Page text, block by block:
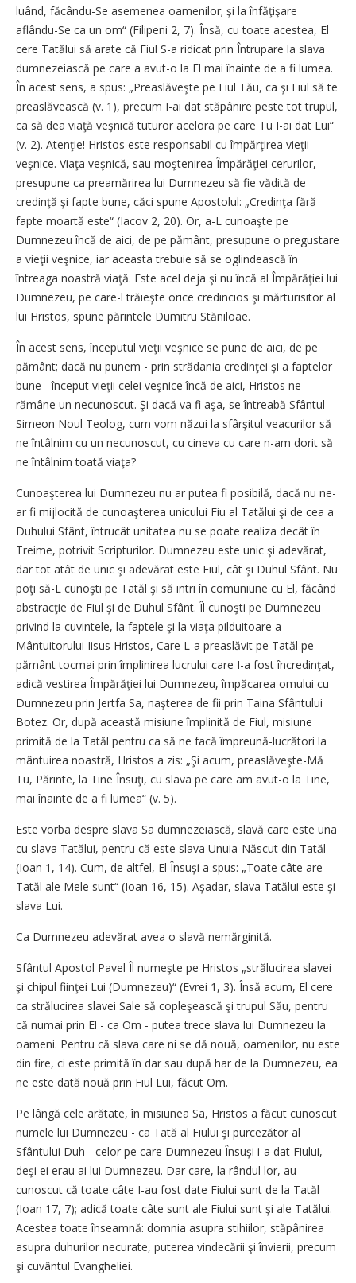
luând, făcându-Se asemenea oamenilor; şi la înfăţişare
aflându-Se ca un om“ (Filipeni 2, 7). Însă, cu toate acestea, El
cere Tatălui să arate că Fiul S-a ridicat prin Întrupare la slava
dumnezeiască pe care a avut-o la El mai înainte de a fi lumea.
În acest sens, a spus: „Preaslăveşte pe Fiul Tău, ca şi Fiul să te
preaslăvească (v. 1), precum I-ai dat stăpânire peste tot trupul,
ca să dea viaţă veşnică tuturor acelora pe care Tu I-ai dat Lui“
(v. 2). Atenţie! Hristos este responsabil cu împărţirea vieţii
veşnice. Viaţa veşnică, sau moştenirea Împărăţiei cerurilor,
presupune ca preamărirea lui Dumnezeu să fie vădită de
credinţă şi fapte bune, căci spune Apostolul: „Credinţa fără
fapte moartă este“ (Iacov 2, 20). Or, a-L cunoaşte pe
Dumnezeu încă de aici, de pe pământ, presupune o pregustare
a vieţii veşnice, iar aceasta trebuie să se oglindească în
întreaga noastră viaţă. Este acel deja şi nu încă al Împărăţiei lui
Dumnezeu, pe care-l trăieşte orice credincios şi mărturisitor al
lui Hristos, spune părintele Dumitru Stăniloae.
În acest sens, începutul vieţii veşnice se pune de aici, de pe
pământ; dacă nu punem - prin strădania credinţei şi a faptelor
bune - început vieţii celei veşnice încă de aici, Hristos ne
rămâne un necunoscut. Şi dacă va fi aşa, se întreabă Sfântul
Simeon Noul Teolog, cum vom năzui la sfârşitul veacurilor să
ne întâlnim cu un necunoscut, cu cineva cu care n-am dorit să
ne întâlnim toată viaţa?
Cunoaşterea lui Dumnezeu nu ar putea fi posibilă, dacă nu ne-
ar fi mijlocită de cunoaşterea unicului Fiu al Tatălui şi de cea a
Duhului Sfânt, întrucât unitatea nu se poate realiza decât în
Treime, potrivit Scripturilor. Dumnezeu este unic şi adevărat,
dar tot atât de unic şi adevărat este Fiul, cât şi Duhul Sfânt. Nu
poţi să-L cunoşti pe Tatăl şi să intri în comuniune cu El, făcând
abstracţie de Fiul şi de Duhul Sfânt. Îl cunoşti pe Dumnezeu
privind la cuvintele, la faptele şi la viaţa pilduitoare a
Mântuitorului Iisus Hristos, Care L-a preaslăvit pe Tatăl pe
pământ tocmai prin împlinirea lucrului care I-a fost încredinţat,
adică vestirea Împărăţiei lui Dumnezeu, împăcarea omului cu
Dumnezeu prin Jertfa Sa, naşterea de fii prin Taina Sfântului
Botez. Or, după această misiune împlinită de Fiul, misiune
primită de la Tatăl pentru ca să ne facă împreună-lucrători la
mântuirea noastră, Hristos a zis: „Şi acum, preaslăveşte-Mă
Tu, Părinte, la Tine Însuţi, cu slava pe care am avut-o la Tine,
mai înainte de a fi lumea“ (v. 5).
Este vorba despre slava Sa dumnezeiască, slavă care este una
cu slava Tatălui, pentru că este slava Unuia-Născut din Tatăl
(Ioan 1, 14). Cum, de altfel, El Însuşi a spus: „Toate câte are
Tatăl ale Mele sunt“ (Ioan 16, 15). Aşadar, slava Tatălui este şi
slava Lui.
Ca Dumnezeu adevărat avea o slavă nemărginită.
Sfântul Apostol Pavel Îl numeşte pe Hristos „strălucirea slavei
şi chipul fiinţei Lui (Dumnezeu)“ (Evrei 1, 3). Însă acum, El cere
ca strălucirea slavei Sale să copleşească şi trupul Său, pentru
că numai prin El - ca Om - putea trece slava lui Dumnezeu la
oameni. Pentru că slava care ni se dă nouă, oamenilor, nu este
din fire, ci este primită în dar sau după har de la Dumnezeu, ea
ne este dată nouă prin Fiul Lui, făcut Om.
Pe lângă cele arătate, în misiunea Sa, Hristos a făcut cunoscut
numele lui Dumnezeu - ca Tată al Fiului şi purcezător al
Sfântului Duh - celor pe care Dumnezeu Însuşi i-a dat Fiului,
deşi ei erau ai lui Dumnezeu. Dar care, la rândul lor, au
cunoscut că toate câte I-au fost date Fiului sunt de la Tatăl
(Ioan 17, 7); adică toate câte sunt ale Fiului sunt şi ale Tatălui.
Acestea toate înseamnă: domnia asupra stihiilor, stăpânirea
asupra duhurilor necurate, puterea vindecării şi învierii, precum
şi cuvântul Evangheliei.